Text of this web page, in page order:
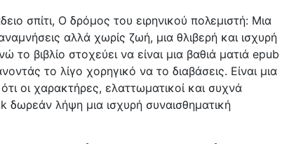
σπίτι, Ο δρόμος του ειρηνικού πολεμιστή: Μια
αλλά χωρίς ζωή, μια θλιβερή και ισχυρή
βιβλίο στοχεύει να είναι μια βαθιά ματιά epub
το λίγο χορηγικό να το διαβάσεις. Είναι μια
οι χαρακτήρες, ελαττωματικοί και συχνά
λήψη μια ισχυρή συναισθηματική